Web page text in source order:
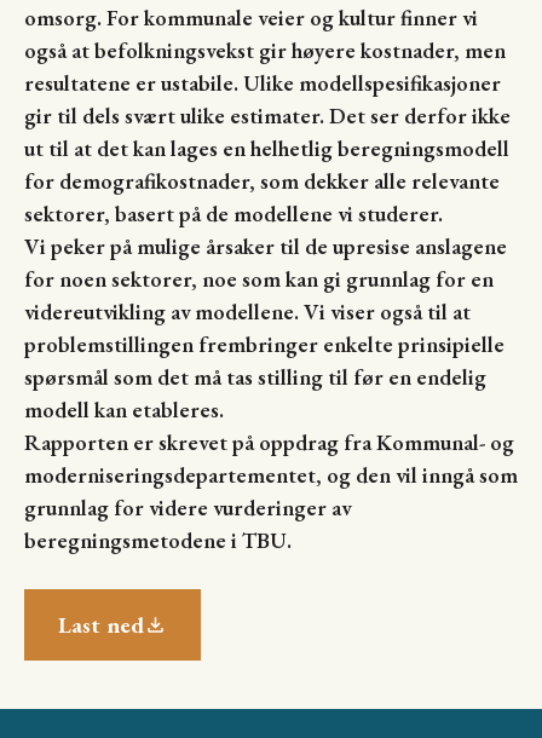
omsorg. For kommunale veier og kultur finner vi
også at befolkningsvekst gir høyere kostnader, men
resultatene er ustabile. Ulike modellspesifikasjoner
gir til dels svært ulike estimater. Det ser derfor ikke
ut til at det kan lages en helhetlig beregningsmodell
for demografikostnader, som dekker alle relevante
sektorer, basert på de modellene vi studerer.
Vi peker på mulige årsaker til de upresise anslagene
for noen sektorer, noe som kan gi grunnlag for en
videreutvikling av modellene. Vi viser også til at
problemstillingen frembringer enkelte prinsipielle
spørsmål som det må tas stilling til før en endelig
modell kan etableres.
Rapporten er skrevet på oppdrag fra Kommunal- og
moderniseringsdepartementet, og den vil inngå som
grunnlag for videre vurderinger av
beregningsmetodene i TBU.
Last ned